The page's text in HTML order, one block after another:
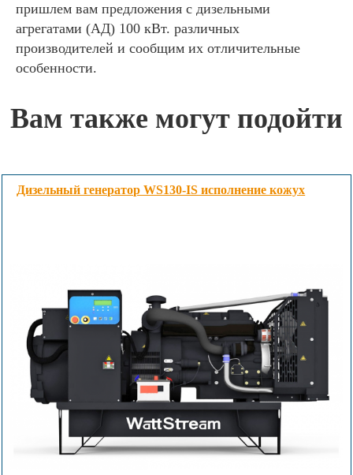
пришлем вам предложения с дизельными
агрегатами (АД) 100 кВт. различных
производителей и сообщим их отличительные
особенности.
Вам также могут подойти
Дизельный генератор WS130-IS исполнение кожух